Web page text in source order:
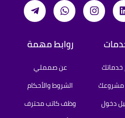
دخول
روابط مهمة
عن صمملي
الشروط والأحكام
وظف كاتب محترف